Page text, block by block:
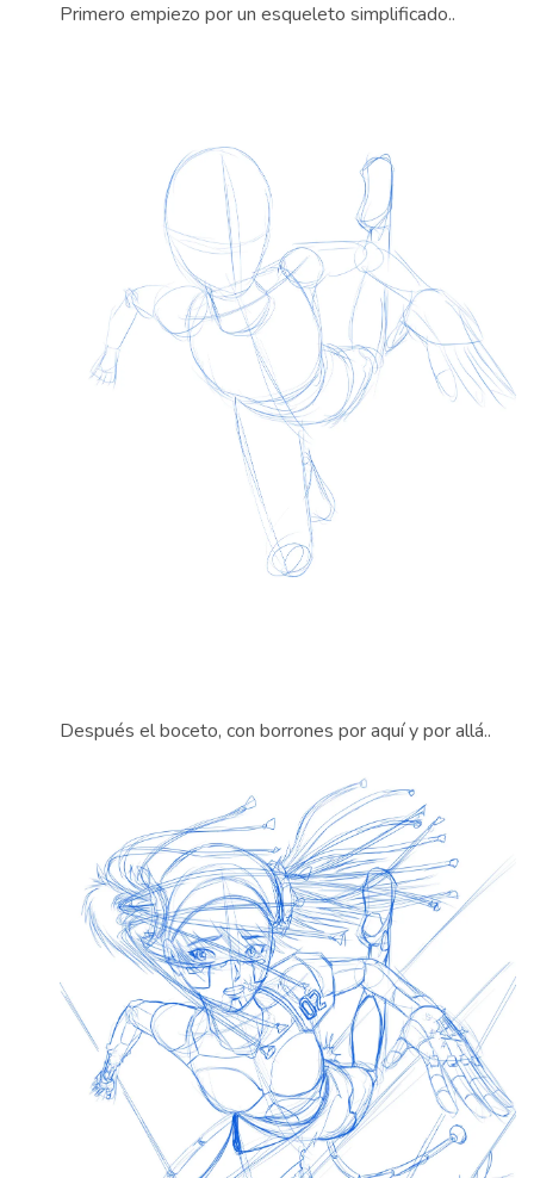
Primero empiezo por un esqueleto simplificado..
Después el boceto, con borrones por aquí y por allá..